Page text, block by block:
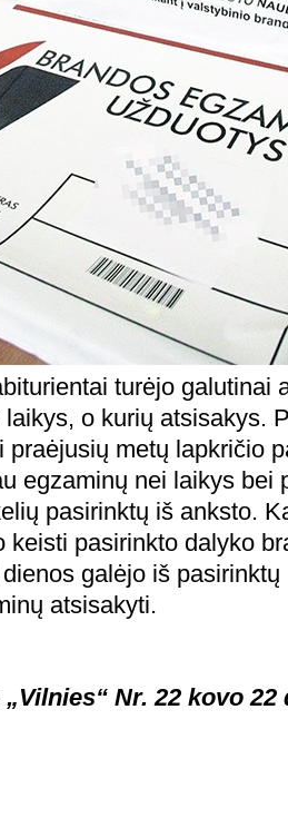
turėjo galutinai
laikys, o kurių atsisakys.
praėjusių metų lapkričio
egzaminų nei laikys bei
pasirinktų iš anksto.
keisti pasirinkto dalyko
galėjo iš
atsisakyti.
Nr. 22 kovo 22